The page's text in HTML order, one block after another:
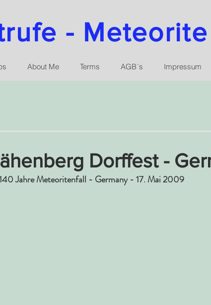
-
About Me Terms AGB´s Impressum
Dorffest -
Jahre Meteoritenfall - Germany - 17. Mai 2009